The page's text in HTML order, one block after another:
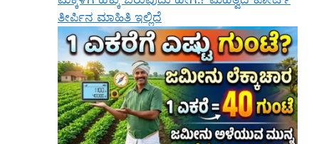
ತೀರ್ಪಿನ ಮಾಹಿತಿ ಇಲ್ಲಿದೆ